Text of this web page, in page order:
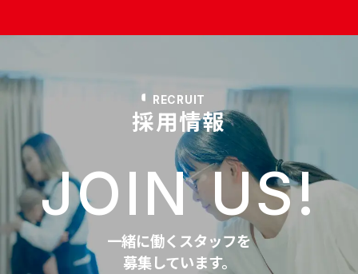
採用情報
RECRUIT
JOIN US!
一緒に働くスタッフを
募集しています。